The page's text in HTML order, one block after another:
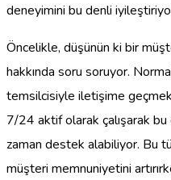
deneyimini bu denli
Öncelikle, düşünün ki bir
hakkında soru soruyor.
temsilcisiyle iletişime
7/24 aktif olarak çalışarak bu
zaman destek alabiliyor. Bu
müşteri memnuniyetini